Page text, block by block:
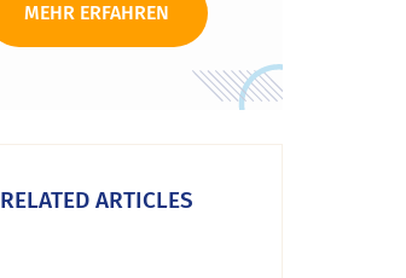
MEHR ERFAHREN
RELATED ARTICLES